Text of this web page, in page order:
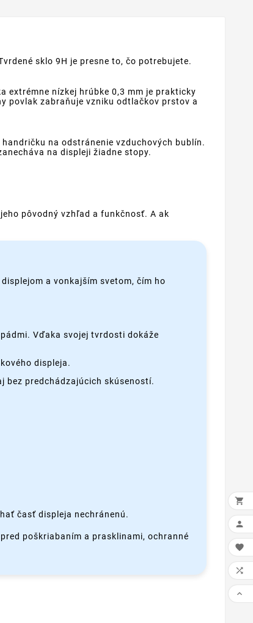
sklo 9H je presne to, čo potrebujete.
extrémne nízkej hrúbke 0,3 mm je prakticky
povlak zabraňuje vzniku odtlačkov prstov a
na odstránenie vzduchových bublín.
na displeji žiadne stopy.
pôvodný vzhľad a funkčnosť. A ak
a vonkajším svetom, čím ho
Vďaka svojej tvrdosti dokáže
displeja.
bez predchádzajúcich skúseností.
časť displeja nechránenú.
poškriabaním a prasklinami, ochranné




